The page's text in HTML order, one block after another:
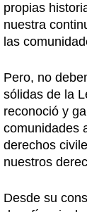
propias
nuestra
las
Pero, no
sólidas de la
reconoció y
comunidades
derechos
nuestros
Desde su